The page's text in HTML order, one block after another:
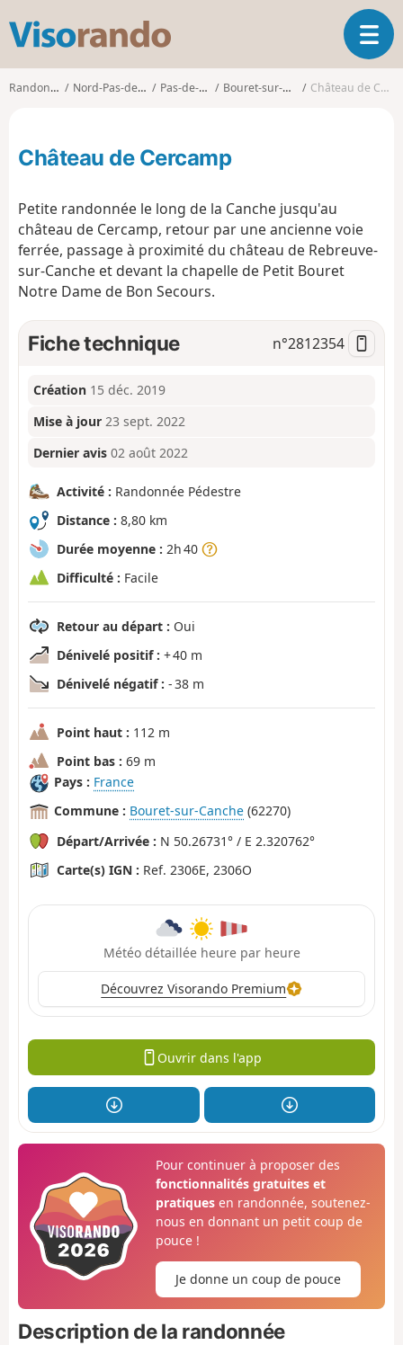
s
o
d
O
u
i
i
Randonnées Nord-Pas-de-Calais Pas-de-Calais Bouret-sur-Canche Château de Cercamp
Château de Cercamp
Petite randonnée le long de la Canche jusqu'au
château de Cercamp, retour par une ancienne voie
ferrée, passage à proximité du château de Rebreuve-
sur-Canche et devant la chapelle de Petit Bouret
Notre Dame de Bon Secours.
Fiche technique n°2812354
Création 15 déc. 2019
Mise à jour 23 sept. 2022
Dernier avis 02 août 2022
Activité : Randonnée Pédestre
Distance : 8,80 km
Durée moyenne : 2h 40
Difficulté : Facile
Retour au départ : Oui
Dénivelé positif : + 40 m
Dénivelé négatif : - 38 m
Point haut : 112 m
Point bas : 69 m
Pays : France
Commune : Bouret-sur-Canche (62270)
Départ/Arrivée : N 50.26731° / E 2.320762°
Carte(s) IGN : Ref. 2306E, 2306O
Météo détaillée heure par heure
Découvrez Visorando Premium
Ouvrir dans l'app
Pour continuer à proposer des
fonctionnalités gratuites et
pratiquesen randonnée, soutenez-
nous en donnant un petit coup de
pouce !
Je donne un coup de pouce
Description de la randonnée